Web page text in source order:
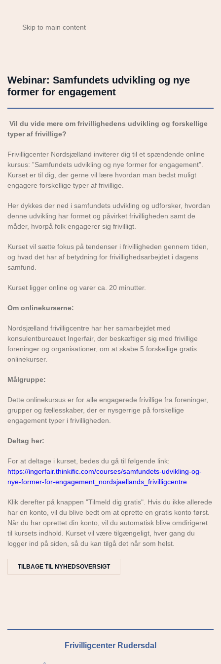
Skip to main content
Webinar: Samfundets udvikling og nye
former for engagement
Vil du vide mere om frivillighedens udvikling og forskellige
typer af frivillige?
Frivilligcenter Nordsjælland inviterer dig til et spændende online
kursus: ”Samfundets udvikling og nye former for engagement”.
Kurset er til dig, der gerne vil lære hvordan man bedst muligt
engagere forskellige typer af frivillige.
Her dykkes der ned i samfundets udvikling og udforsker, hvordan
denne udvikling har formet og påvirket frivilligheden samt de
måder, hvorpå folk engagerer sig frivilligt.
Kurset vil sætte fokus på tendenser i frivilligheden gennem tiden,
og hvad det har af betydning for frivillighedsarbejdet i dagens
samfund.
Kurset ligger online og varer ca. 20 minutter.
Om onlinekurserne:
Nordsjælland frivilligcentre har her samarbejdet med
konsulentbureauet Ingerfair, der beskæftiger sig med frivillige
foreninger og organisationer, om at skabe 5 forskellige gratis
onlinekurser.
Målgruppe:
Dette onlinekursus er for alle engagerede frivillige fra foreninger,
grupper og fællesskaber, der er nysgerrige på forskellige
engagement typer i frivilligheden.
Deltag her:
For at deltage i kurset, bedes du gå til følgende link:
https://ingerfair.thinkific.com/courses/samfundets-udvikling-og-
nye-former-for-engagement_nordsjaellands_frivilligcentre
Klik derefter på knappen "Tilmeld dig gratis". Hvis du ikke allerede
har en konto, vil du blive bedt om at oprette en gratis konto først.
Når du har oprettet din konto, vil du automatisk blive omdirigeret
til kursets indhold. Kurset vil være tilgængeligt, hver gang du
logger ind på siden, så du kan tilgå det når som helst.
TILBAGE TIL NYHEDSOVERSIGT
Frivilligcenter Rudersdal